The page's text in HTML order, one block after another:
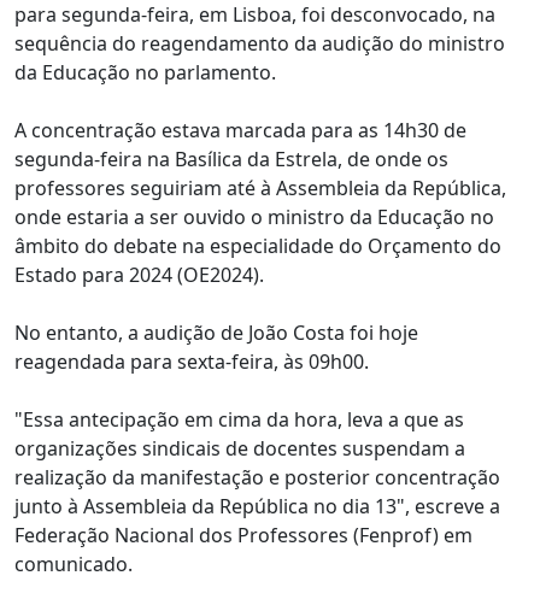
para segunda-feira, em Lisboa, foi desconvocado, na
sequência do reagendamento da audição do ministro
da Educação no parlamento.
A concentração estava marcada para as 14h30 de
segunda-feira na Basílica da Estrela, de onde os
professores seguiriam até à Assembleia da República,
onde estaria a ser ouvido o ministro da Educação no
âmbito do debate na especialidade do Orçamento do
Estado para 2024 (OE2024).
No entanto, a audição de João Costa foi hoje
reagendada para sexta-feira, às 09h00.
"Essa antecipação em cima da hora, leva a que as
organizações sindicais de docentes suspendam a
realização da manifestação e posterior concentração
junto à Assembleia da República no dia 13", escreve a
Federação Nacional dos Professores (Fenprof) em
comunicado.